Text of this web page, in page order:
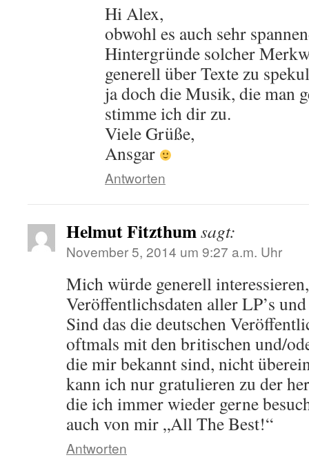
Hi Alex,
obwohl es auch sehr
Hintergründe solcher
generell über Texte zu
ja doch die Musik, die man
stimme ich dir zu.
Viele Grüße,
Ansgar
Antworten
Helmut Fitzthumsagt:
November 5, 2014 um 9:27 a.m. Uhr
Mich würde generell
Veröffentlichsdaten aller LP’s
Sind das die deutschen
oftmals mit den britischen und/
die mir bekannt sind, nicht
kann ich nur gratulieren zu der
die ich immer wieder gerne
auch von mir „All The Best!“
Antworten